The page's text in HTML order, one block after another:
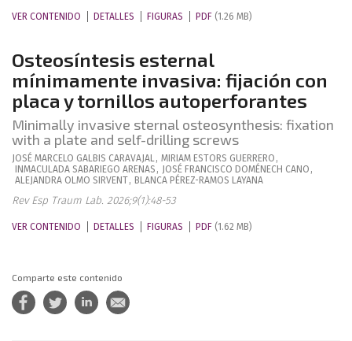
VER CONTENIDO DETALLES FIGURAS PDF (1.26 MB)
Osteosíntesis esternal
mínimamente invasiva: fijación con
placa y tornillos autoperforantes
Minimally invasive sternal osteosynthesis: fixation
with a plate and self-drilling screws
JOSÉ MARCELO GALBIS CARAVAJAL, MIRIAM ESTORS GUERRERO ,
INMACULADA SABARIEGO ARENAS , JOSÉ FRANCISCO DOMÉNECH CANO ,
ALEJANDRA OLMO SIRVENT, BLANCA PÉREZ-RAMOS LAYANA
Rev Esp Traum Lab. 2026;9(1):48-53
VER CONTENIDO DETALLES FIGURAS PDF (1.62 MB)
Comparte este contenido